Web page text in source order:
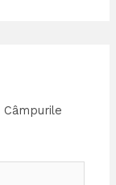
Câmpurile